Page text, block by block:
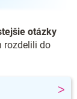
otázky
rozdelili do
>